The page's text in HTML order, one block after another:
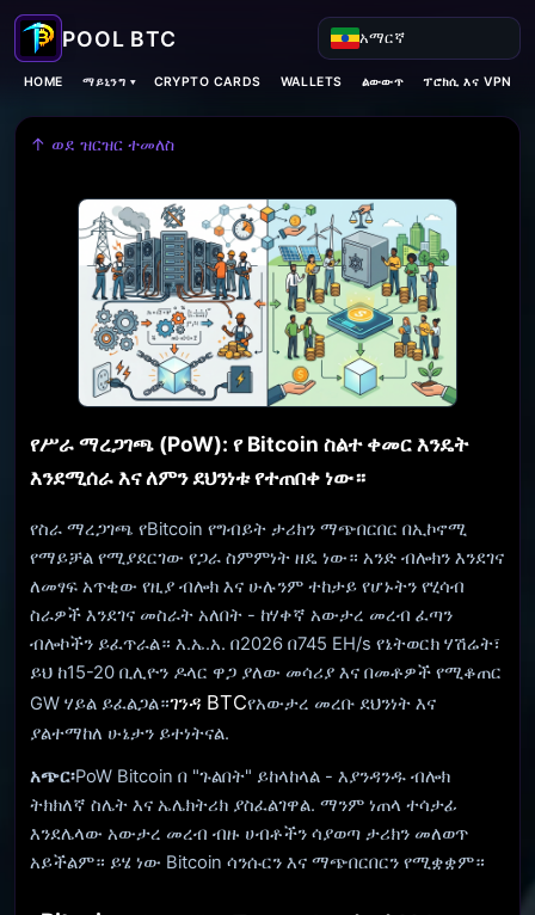
አማርኛ
HOME ማይኒንግ ▾ CRYPTO CARDS WALLETS ልውውጥ ፕሮክሲ እና VPN
↑ ወደ ዝርዝር ተመለስ
የሥራ ማረጋገጫ (PoW): የ Bitcoin ስልተ ቀመር እንዴት
እንደሚሰራ እና ለምን ደህንነቱ የተጠበቀ ነው።
የስራ ማረጋገጫ የBitcoin የግብይት ታሪክን ማጭበርበር በኢኮኖሚ
የማይቻል የሚያደርገው የጋራ ስምምነት ዘዴ ነው። አንድ ብሎክን እንደገና
ለመፃፍ አጥቂው የዚያ ብሎክ እና ሁሉንም ተከታይ የሆኑትን የሂሳብ
ስራዎች እንደገና መስራት አለበት - ከሃቀኛ አውታረ መረብ ፈጣን
ብሎኮችን ይፈጥራል። እ.ኤ.አ. በ2026 በ745 EH/s የኔትወርክ ሃሽሬት፣
ይህ ከ15-20 ቢሊዮን ዶላር ዋጋ ያለው መሳሪያ እና በመቶዎች የሚቆጠር
GW ሃይል ይፈልጋል።ገንዳ BTCየአውታረ መረቡ ደህንነት እና
ያልተማከለ ሁኔታን ይተነትናል.
አጭር፡PoW Bitcoin በ "ጉልበት" ይከላከላል - እያንዳንዱ ብሎክ
ትክክለኛ ስሌት እና ኤሌክትሪክ ያስፈልገዋል. ማንም ነጠላ ተሳታፊ
እንደሌላው አውታረ መረብ ብዙ ሀብቶችን ሳያወጣ ታሪክን መለወጥ
አይችልም። ይሄ ነው Bitcoin ሳንሱርን እና ማጭበርበርን የሚቋቋም።